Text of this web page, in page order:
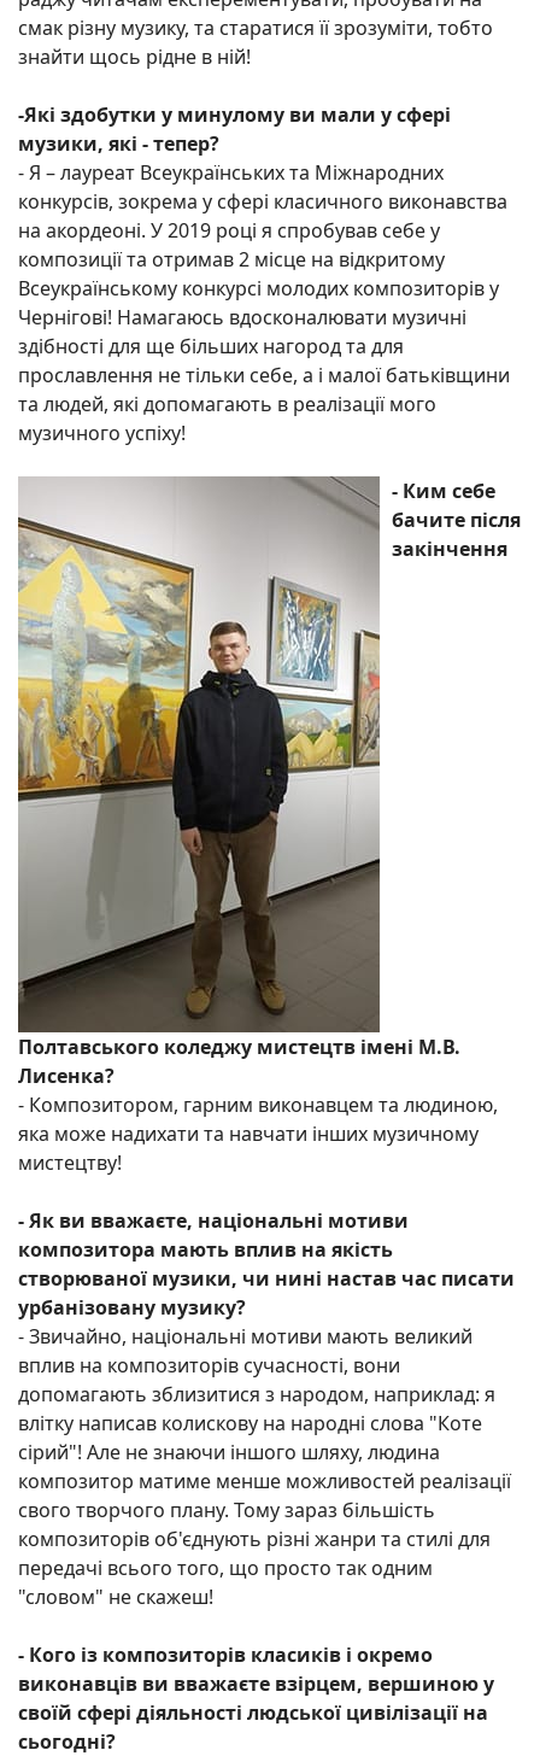
смак різну музику, та старатися її зрозуміти, тобто
знайти щось рідне в ній!
-Які здобутки у минулому ви мали у сфері
музики, які - тепер?
- Я – лауреат Всеукраїнських та Міжнародних
конкурсів, зокрема у сфері класичного виконавства
на акордеоні. У 2019 році я спробував себе у
композиції та отримав 2 місце на відкритому
Всеукраїнському конкурсі молодих композиторів у
Чернігові! Намагаюсь вдосконалювати музичні
здібності для ще більших нагород та для
прославлення не тільки себе, а і малої батьківщини
та людей, які допомагають в реалізації мого
музичного успіху!
- Ким себе
бачите після
закінчення
Полтавського коледжу мистецтв імені М.В.
Лисенка?
- Композитором, гарним виконавцем та людиною,
яка може надихати та навчати інших музичному
мистецтву!
-Як ви вважаєте, національні мотиви
композитора мають вплив на якість
створюваної музики, чи нині настав час писати
урбанізовану музику?
- Звичайно, національні мотиви мають великий
вплив на композиторів сучасності, вони
допомагають зблизитися з народом, наприклад: я
влітку написав колискову на народні слова "Коте
сірий"! Але не знаючи іншого шляху, людина
композитор матиме менше можливостей реалізації
свого творчого плану. Тому зараз більшість
композиторів об'єднують різні жанри та стилі для
передачі всього того, що просто так одним
"словом" не скажеш!
- Кого із композиторів класиків і окремо
виконавців ви вважаєте взірцем, вершиною у
своїй сфері діяльності людської цивілізації на
сьогодні?